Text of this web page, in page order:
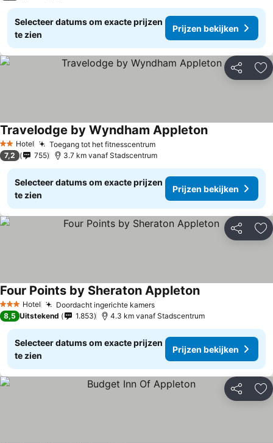
Selecteer datums om exacte prijzen
te zien
Prijzen bekijken
Delen
2 Sterren
Hotel Toegang tot het fitnesscentrumPrijzen bekijken
Travelodge by Wyndham AppletonPrijzen
7,2 755 3.7 km vanaf Stadscentrum
Selecteer datums om exacte prijzen
te zien
Prijzen bekijken
Delen
3 SterrenHotel Doordacht ingerichte kamersPrijzen bekijken
Four Points by Sheraton AppletonPrijzen bekijken
8,5 Uitstekend 1.853 4.3 km vanaf Stadscentrum
Selecteer datums om exacte prijzen
te zien
Prijzen bekijken
Delen